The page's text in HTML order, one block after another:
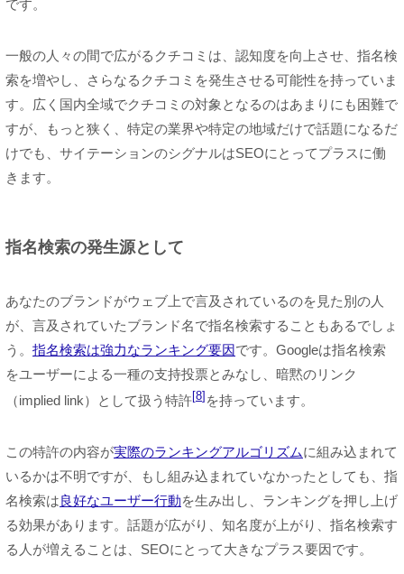
です。
一般の人々の間で広がるクチコミは、認知度を向上させ、指名検
索を増やし、さらなるクチコミを発生させる可能性を持っていま
す。広く国内全域でクチコミの対象となるのはあまりにも困難で
すが、もっと狭く、特定の業界や特定の地域だけで話題になるだ
けでも、サイテーションのシグナルはSEOにとってプラスに働
きます。
指名検索の発生源として
あなたのブランドがウェブ上で言及されているのを見た別の人
が、言及されていたブランド名で指名検索することもあるでしょ
う。 指名検索は強力なランキング要因です。Googleは指名検索
をユーザーによる一種の支持投票とみなし、暗黙のリンク
（implied link）として扱う特許 8 を持っています。
この特許の内容が実際のランキングアルゴリズムに組み込まれて
いるかは不明ですが、もし組み込まれていなかったとしても、指
名検索は良好なユーザー行動を生み出し、ランキングを押し上げ
る効果があります。話題が広がり、知名度が上がり、指名検索す
る人が増えることは、SEOにとって大きなプラス要因です。